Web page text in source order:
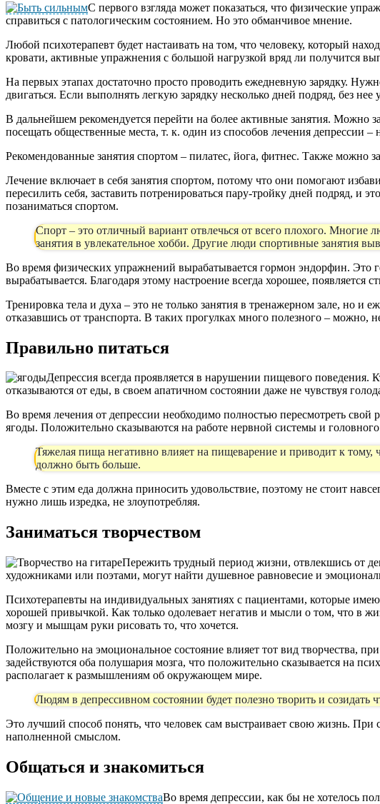
С первого взгляда может показаться, что физические
справиться с патологическим состоянием. Но это обманчивое мнение.
Любой психотерапевт будет настаивать на том, что человеку, который
кровати, активные упражнения с большой нагрузкой вряд ли получится
На первых этапах достаточно просто проводить ежедневную зарядку.
двигаться. Если выполнять легкую зарядку несколько дней подряд, без
В дальнейшем рекомендуется перейти на более активные занятия. Можно
посещать общественные места, т. к. один из способов лечения депрессии
Рекомендованные занятия спортом – пилатес, йога, фитнес. Также можно
Лечение включает в себя занятия спортом, потому что они помогают
пересилить себя, заставить потренироваться пару-тройку дней подряд, и
позаниматься спортом.
Спорт – это отличный вариант отвлечься от всего плохого. Многие
занятия в увлекательное хобби. Другие люди спортивные занятия
Во время физических упражнений вырабатывается гормон эндорфин. Это
вырабатывается. Благодаря этому настроение всегда хорошее,
Тренировка тела и духа – это не только занятия в тренажерном зале, но
отказавшись от транспорта. В таких прогулках много полезного –
Правильно питаться
Депрессия всегда проявляется в нарушении пищевого
отказываются от еды, в своем апатичном состоянии даже не чувствуя
Во время лечения от депрессии необходимо полностью пересмотреть
ягоды. Положительно сказываются на работе нервной системы и
Тяжелая пища негативно влияет на пищеварение и приводит к
должно быть больше.
Вместе с этим еда должна приносить удовольствие, поэтому не стоит
нужно лишь изредка, не злоупотребляя.
Заниматься творчеством
Пережить трудный период жизни, отвлекшись от
художниками или поэтами, могут найти душевное равновесие и
Психотерапевты на индивидуальных занятиях с пациентами, которые
хорошей привычкой. Как только одолевает негатив и мысли о том, что в
мозгу и мышцам руки рисовать то, что хочется.
Положительно на эмоциональное состояние влияет тот вид творчества,
задействуются оба полушария мозга, что положительно сказывается на
располагает к размышлениям об окружающем мире.
Людям в депрессивном состоянии будет полезно творить и созидать
Это лучший способ понять, что человек сам выстраивает свою жизнь.
наполненной смыслом.
Общаться и знакомиться
Во время депрессии, как бы не хотелось